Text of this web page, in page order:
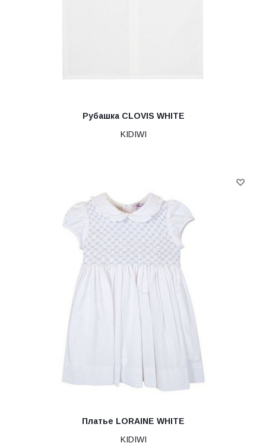
Рубашка CLOVIS WHITE
KIDIWI
Платье LORAINE WHITE
KIDIWI